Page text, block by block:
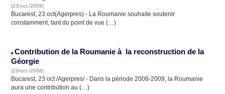
(23/oct./2008)
Bucarest, 23 oct(Agerpres) - La Roumanie souhaite soutenir
constamment, tant du point de vue (…)
Contribution de la Roumanie à la reconstruction de la
Géorgie
(23/oct./2008)
Bucarest, 23 oct /Agerpres/ - Dans la période 2008-2009, la Roumanie
aura une contribution au (…)